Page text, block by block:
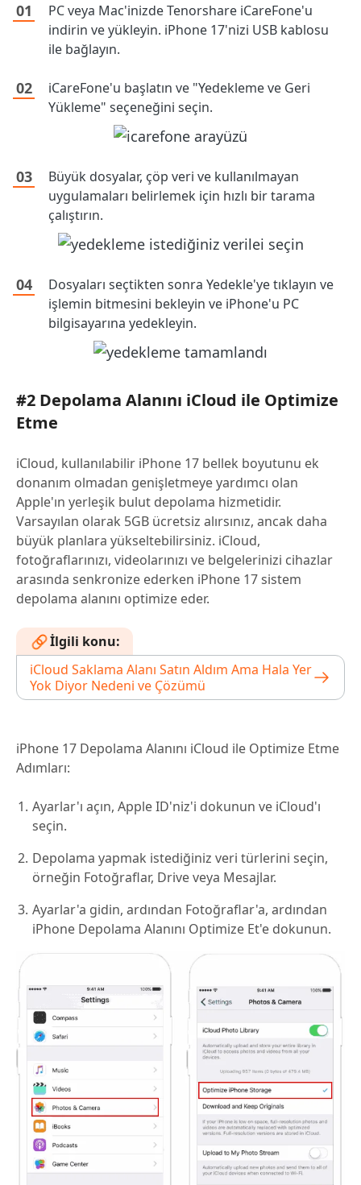
PC veya Mac'inizde Tenorshare iCareFone'u
indirin ve yükleyin. iPhone 17'nizi USB kablosu
ile bağlayın.
iCareFone'u başlatın ve "Yedekleme ve Geri
Yükleme" seçeneğini seçin.
Büyük dosyalar, çöp veri ve kullanılmayan
uygulamaları belirlemek için hızlı bir tarama
çalıştırın.
Dosyaları seçtikten sonra Yedekle'ye tıklayın ve
işlemin bitmesini bekleyin ve iPhone'u PC
bilgisayarına yedekleyin.
#2 Depolama Alanını iCloud ile Optimize
Etme
iCloud, kullanılabilir iPhone 17 bellek boyutunu ek
donanım olmadan genişletmeye yardımcı olan
Apple'ın yerleşik bulut depolama hizmetidir.
Varsayılan olarak 5GB ücretsiz alırsınız, ancak daha
büyük planlara yükseltebilirsiniz. iCloud,
fotoğraflarınızı, videolarınızı ve belgelerinizi cihazlar
arasında senkronize ederken iPhone 17 sistem
depolama alanını optimize eder.
İlgili konu:
iCloud Saklama Alanı Satın Aldım Ama Hala Yer
Yok Diyor​ Nedeni ve Çözümü
iPhone 17 Depolama Alanını iCloud ile Optimize Etme
Adımları:
Ayarlar'ı açın, Apple ID'niz'i dokunun ve iCloud'ı
seçin.
Depolama yapmak istediğiniz veri türlerini seçin,
örneğin Fotoğraflar, Drive veya Mesajlar.
Ayarlar'a gidin, ardından Fotoğraflar'a, ardından
iPhone Depolama Alanını Optimize Et'e dokunun.